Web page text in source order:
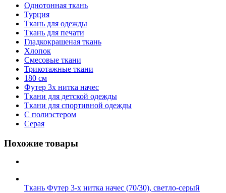
Однотонная ткань
Турция
Ткань для одежды
Ткань для печати
Гладкокрашеная ткань
Хлопок
Смесовые ткани
Трикотажные ткани
180 см
Футер 3х нитка начес
Ткани для детской одежды
Ткани для спортивной одежды
C полиэстером
Серая
Похожие товары
Ткань Футер 3-х нитка начес (70/30), светло-серый